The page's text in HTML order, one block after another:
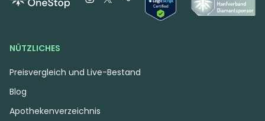
NÜTZLICHES
Preisvergleich und Live-Bestand
Blog
Apothekenverzeichnis